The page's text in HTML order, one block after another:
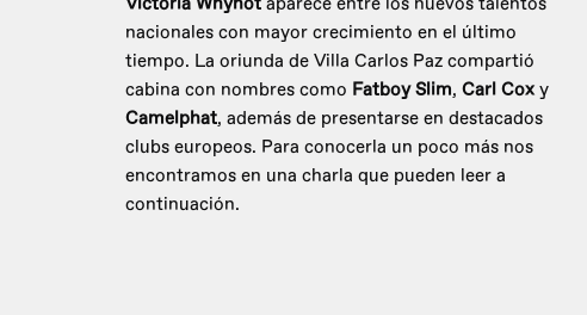
nacionales con mayor crecimiento en el último
tiempo. La oriunda de Villa Carlos Paz compartió
cabina con nombres como Fatboy Slim, Carl Cox y
Camelphat, además de presentarse en destacados
clubs europeos. Para conocerla un poco más nos
encontramos en una charla que pueden leer a
continuación.